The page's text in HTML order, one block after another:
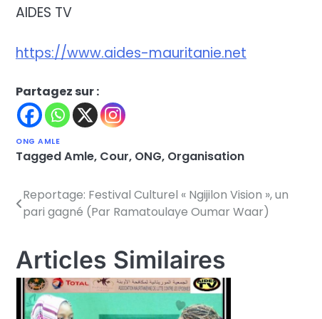
AIDES TV
https://www.aides-mauritanie.net
Partagez sur :
ONG AMLE
TaggedAmle, Cour, ONG, Organisation
Navigation
de
l’article
Reportage: Festival Culturel « Ngijilon Vision », un
pari gagné (Par Ramatoulaye Oumar Waar)
Articles Similaires